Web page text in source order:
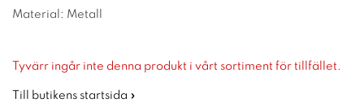
Material: Metall
Tyvärr ingår inte denna produkt i vårt sortiment för tillfället.
Till butikens startsida »